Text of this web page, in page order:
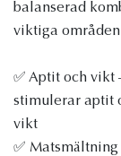
balanserad
viktiga
✅ Aptit och vikt
stimulerar aptit
vikt
✅